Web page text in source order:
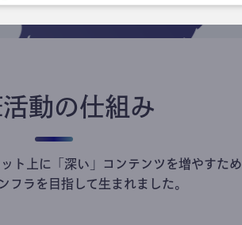
動の仕組み
ト上に「深い」コンテンツを増やすため
フラを目指して生まれました。